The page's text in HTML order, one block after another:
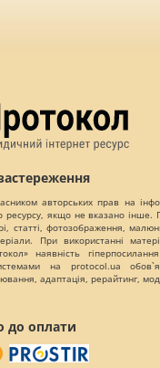
авторських прав на
ресурсу, якщо не вказано інше.
статті, фотозображення,
При використанні
наявність
на protocol.ua
адаптація, рерайтинг,
до оплати